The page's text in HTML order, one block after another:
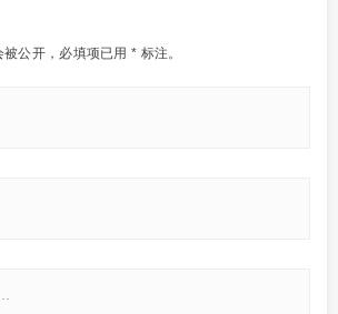
公开， 必填项已用* 标注。